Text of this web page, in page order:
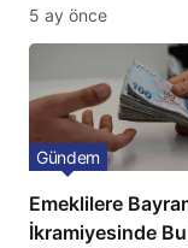
Niteliğinde Onay
5 ay önce
Emeklilere
İkramiyesinde Bu
Gündem